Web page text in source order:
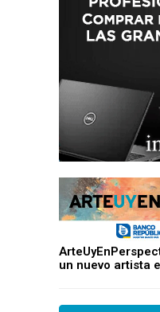
un nuevo artista